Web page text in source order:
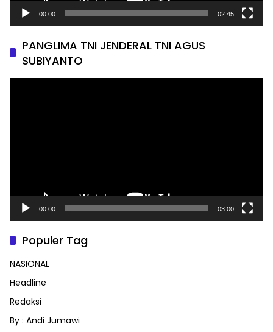
00:00 02:45
PANGLIMA TNI JENDERAL TNI AGUS
SUBIYANTO
00:00 03:00
Populer Tag
NASIONAL
Headline
Redaksi
By : Andi Jumawi